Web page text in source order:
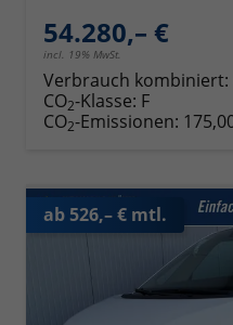
54.280,– €
incl. 19% MwSt.
Verbrauch kombiniert:
CO2-Klasse: F
CO2-Emissionen:
ab 526,– € mtl.